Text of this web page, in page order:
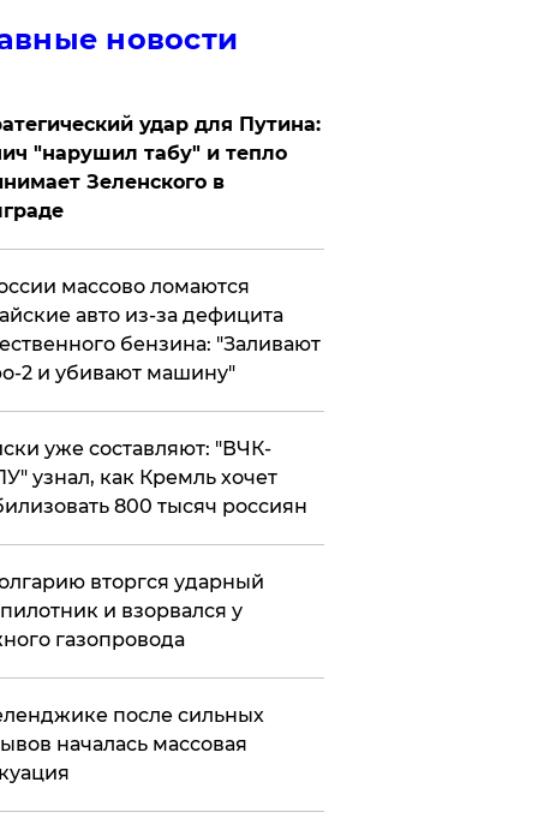
новости
удар для Путина:
"нарушил табу" и тепло
Зеленского в
массово ломаются
авто из-за дефицита
бензина: "Заливают
2 и убивают машину"
уже составляют: "ВЧК-
узнал, как Кремль хочет
800 тысяч россиян
вторгся ударный
и взорвался у
газопровода
после сильных
началась массовая